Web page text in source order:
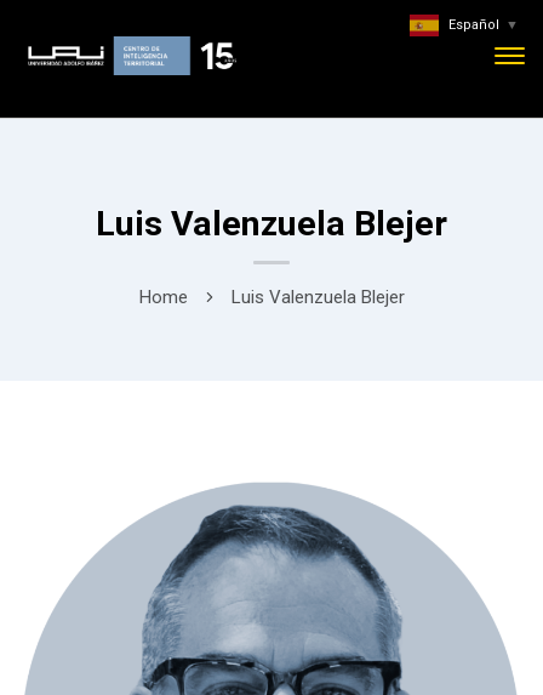
Luis Valenzuela Blejer
Home Luis Valenzuela Blejer
Español ▼